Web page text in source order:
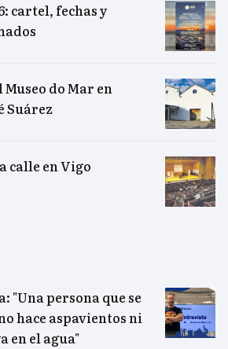
cartel, fechas y
do Mar en
Suárez
calle en Vigo
"Una persona que se
hace aspavientos ni
en el agua"